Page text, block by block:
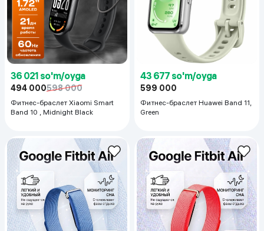
36 021 so'm/oyga
494 000598 000
Фитнес-браслет Xiaomi Smart
Band 10 , Midnight Black
43 677 so'm/oyga
599 000
Фитнес-браслет Huawei Band 11,
Green